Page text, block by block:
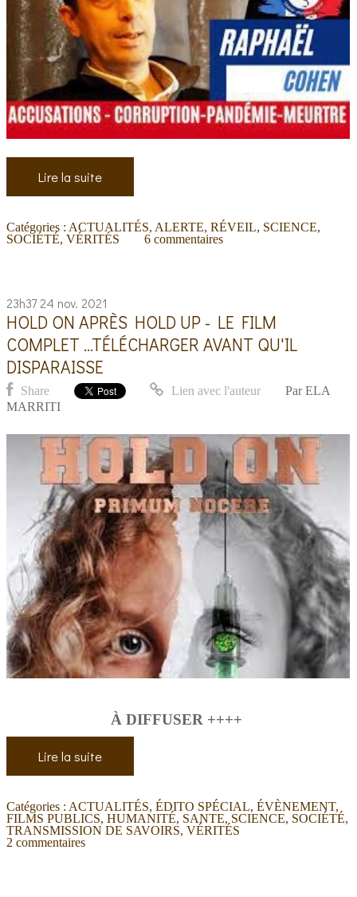
Lire la suite
Catégories :ACTUALITÉS,ALERTE,RÉVEIL, SCIENCE,
SOCIÉTÉ,VÉRITÉS 6 commentaires
23h37 24 nov. 2021
HOLD ON APRÈS HOLD UP - LE FILM
COMPLET ...TÉLÉCHARGER AVANT QU'IL
DISPARAISSE
Share Lien avec l'auteur Par ELA
MARRITI
À DIFFUSER ++++
Lire la suite
Catégories : ACTUALITÉS,ÉDITO SPÉCIAL,ÉVÈNEMENT,
FILMS PUBLICS,HUMANITÉ, SANTE, SCIENCE, SOCIÉTÉ,
TRANSMISSION DE SAVOIRS,VÉRITÉS
2 commentaires